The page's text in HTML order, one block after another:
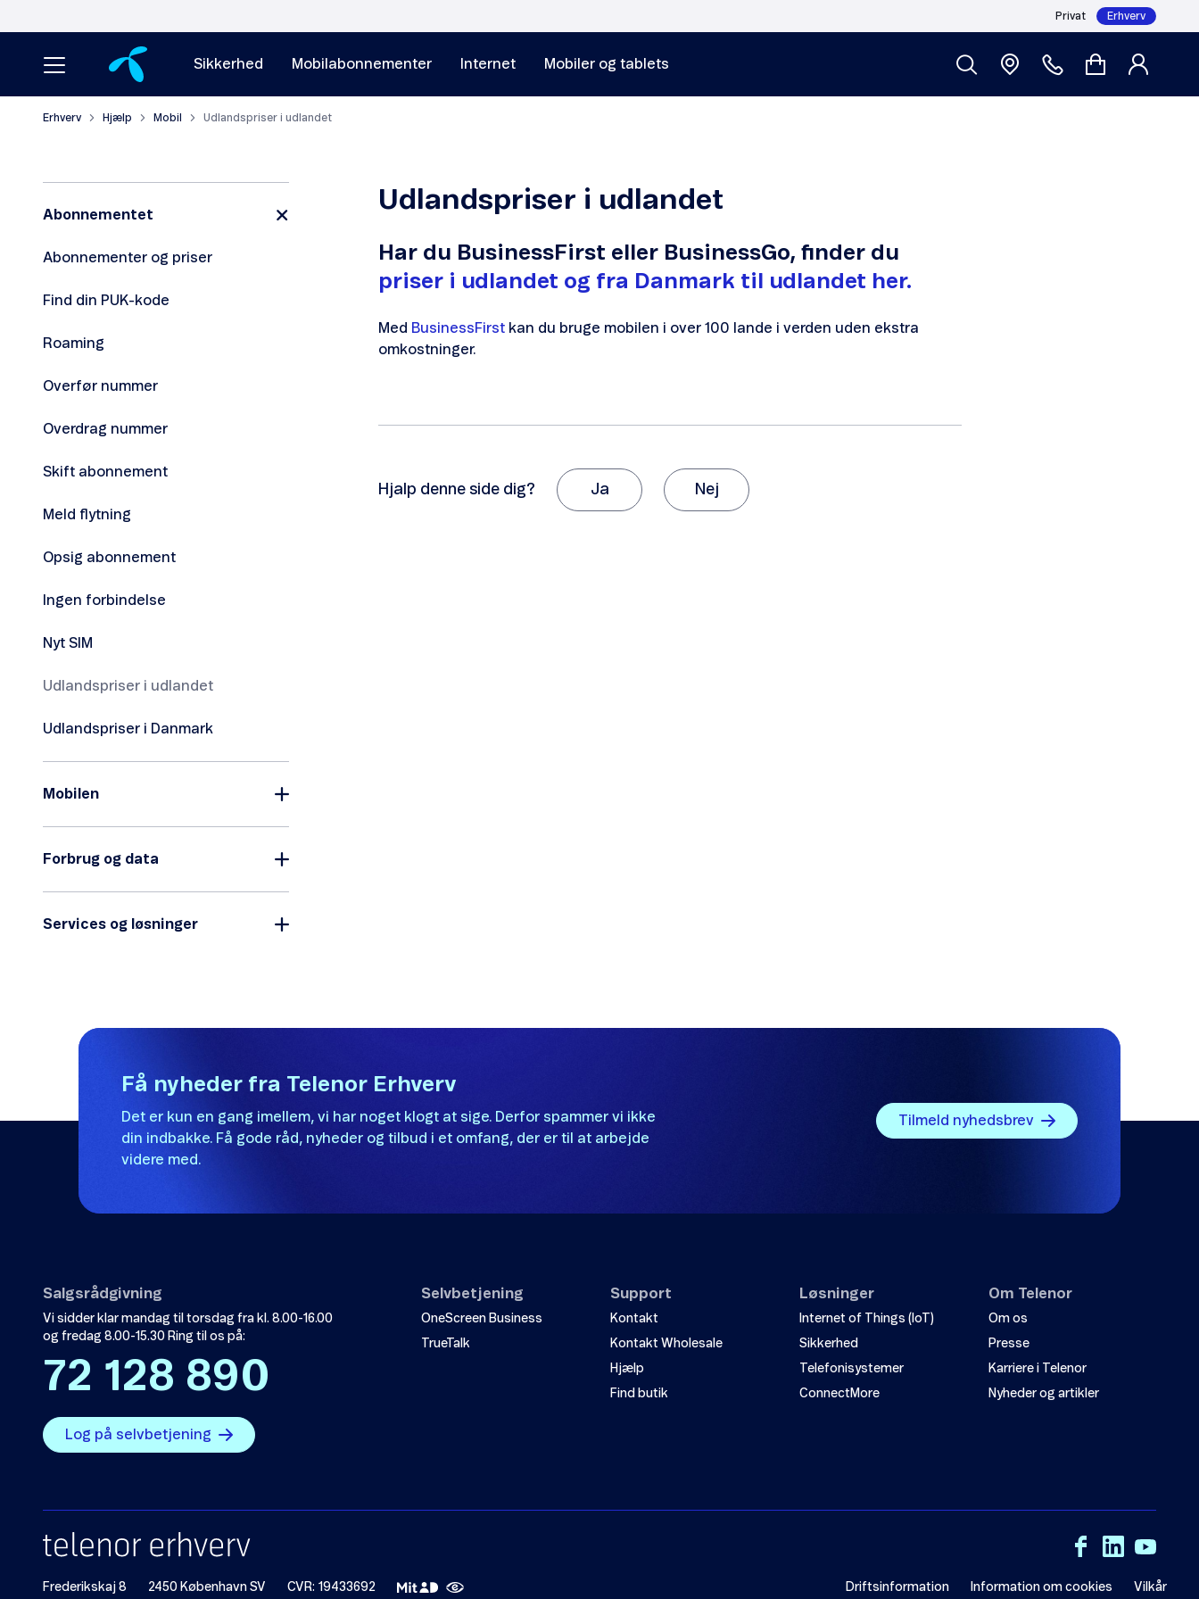
Privat Erhverv
Sikkerhed Mobilabonnementer Internet Mobiler og tablets
Erhverv Hjælp Mobil Udlandspriser i udlandet
Abonnementet
Abonnementer og priser
Find din PUK-kode
Roaming
Overfør nummer
Overdrag nummer
Skift abonnement
Meld flytning
Opsig abonnement
Ingen forbindelse
Nyt SIM
Udlandspriser i udlandet
Udlandspriser i Danmark
Mobilen
Forbrug og data
Services og løsninger
Udlandspriser i udlandet
Har du BusinessFirst eller BusinessGo, finder du
priser i udlandet og fra Danmark til udlandet her.
Med BusinessFirst kan du bruge mobilen i over 100 lande i verden uden ekstra
omkostninger.
Hjalp denne side dig? Ja Nej
Få nyheder fra Telenor Erhverv
Det er kun en gang imellem, vi har noget klogt at sige. Derfor spammer vi ikke
din indbakke. Få gode råd, nyheder og tilbud i et omfang, der er til at arbejde
videre med.
Tilmeld nyhedsbrev
Salgsrådgivning
Vi sidder klar mandag til torsdag fra kl. 8.00-16.00
og fredag 8.00-15.30 Ring til os på:
72 128 890
Log på selvbetjening
Selvbetjening
OneScreen Business
TrueTalk
Support
Kontakt
Kontakt Wholesale
Hjælp
Find butik
Løsninger
Internet of Things (IoT)
Sikkerhed
Telefonisystemer
ConnectMore
Om Telenor
Om os
Presse
Karriere i Telenor
Nyheder og artikler
Frederikskaj 8 2450 København SV CVR: 19433692 Driftsinformation Information om cookies Vilkår